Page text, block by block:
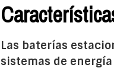
Las baterías
sistemas de